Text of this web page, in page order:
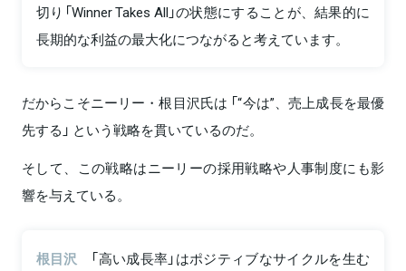
切り「Winner Takes All」の状態にすることが、結果的に
長期的な利益の最大化につながると考えています。
だからこそニーリー・根目沢氏は 「“今は”、売上成長を最優
先する」 という戦略を貫いているのだ。
そして、この戦略はニーリーの採用戦略や人事制度にも影
響を与えている。
根目沢
「高い成長率」はポジティブなサイクルを生む